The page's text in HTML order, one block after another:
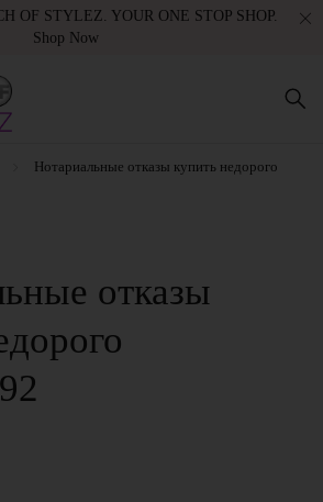
OF STYLEZ. YOUR ONE STOP SHOP.
Shop Now
Нотариальные отказы купить недорого
отказы